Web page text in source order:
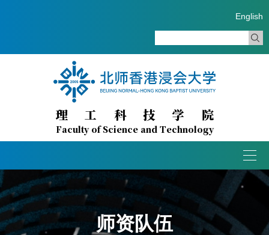
理工科技学院
Faculty of Science and Technology
English
师资队伍